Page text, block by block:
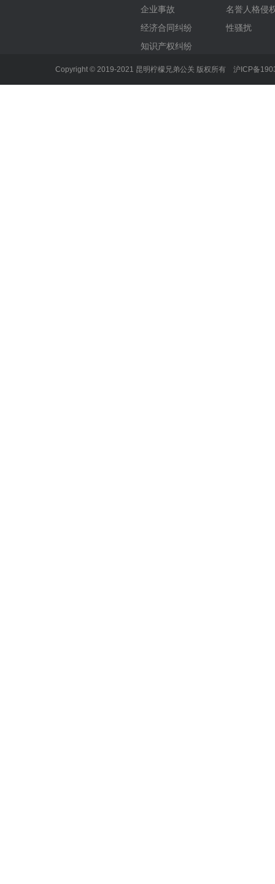
企业事故
经济合同纠纷
知识产权纠纷
名誉人格侵
性骚扰
Copyright © 2019-2021 昆明柠檬兄弟公关 版权所有 沪ICP备